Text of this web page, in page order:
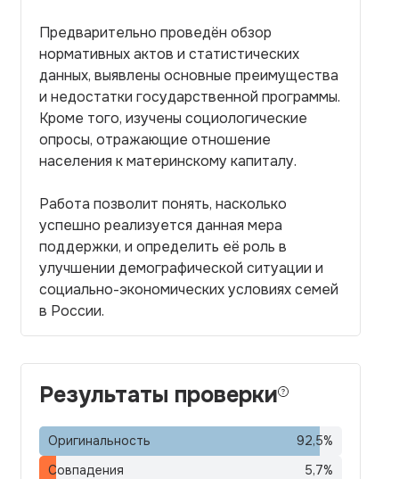
Предварительно проведён обзор
нормативных актов и статистических
данных, выявлены основные преимущества
и недостатки государственной программы.
Кроме того, изучены социологические
опросы, отражающие отношение
населения к материнскому капиталу.
Работа позволит понять, насколько
успешно реализуется данная мера
поддержки, и определить её роль в
улучшении демографической ситуации и
социально-экономических условиях семей
в России.
Результаты проверки
Оригинальность 92,5%
Совпадения
5,7%